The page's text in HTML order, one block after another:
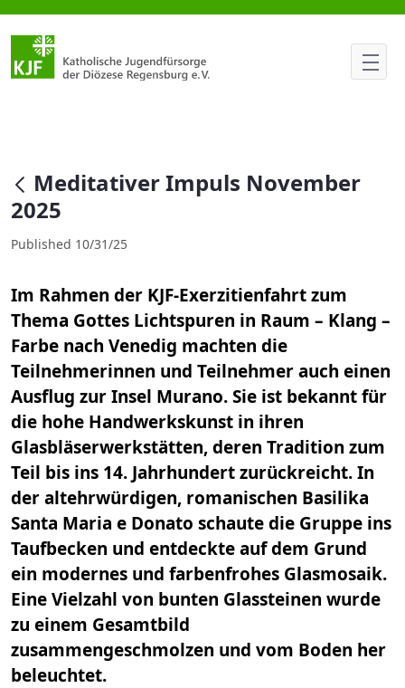
Meditativer Impuls November
null
Meditativer Impuls November
2025
Published 10/31/25
Im Rahmen der KJF-Exerzitienfahrt zum
Thema Gottes Lichtspuren in Raum – Klang –
Farbe nach Venedig machten die
Teilnehmerinnen und Teilnehmer auch einen
Ausflug zur Insel Murano. Sie ist bekannt für
die hohe Handwerkskunst in ihren
Glasbläserwerkstätten, deren Tradition zum
Teil bis ins 14. Jahrhundert zurückreicht. In
der altehrwürdigen, romanischen Basilika
Santa Maria e Donato schaute die Gruppe ins
Taufbecken und entdeckte auf dem Grund
ein modernes und farbenfrohes Glasmosaik.
Eine Vielzahl von bunten Glassteinen wurde
zu einem Gesamtbild
zusammengeschmolzen und vom Boden her
beleuchtet.